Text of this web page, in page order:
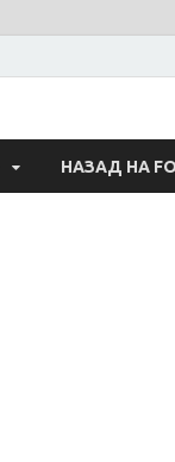
НАЗАД НА